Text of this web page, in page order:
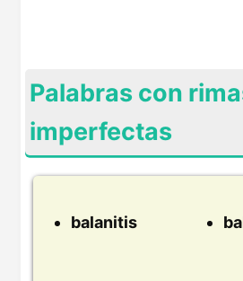
Palabras con
imperfectas
balanitis